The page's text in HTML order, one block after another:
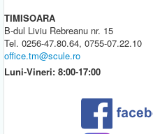
TIMISOARA
B-dul Liviu Rebreanu nr. 15
Tel. 0256-47.80.64, 0755-07.22.10
office.tm@scule.ro
Luni-Vineri: 8:00-17:00